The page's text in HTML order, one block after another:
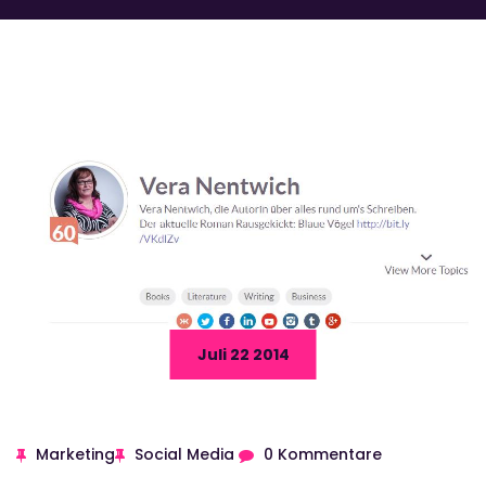
Juli 22 2014
Marketing Social Media 0 Kommentare